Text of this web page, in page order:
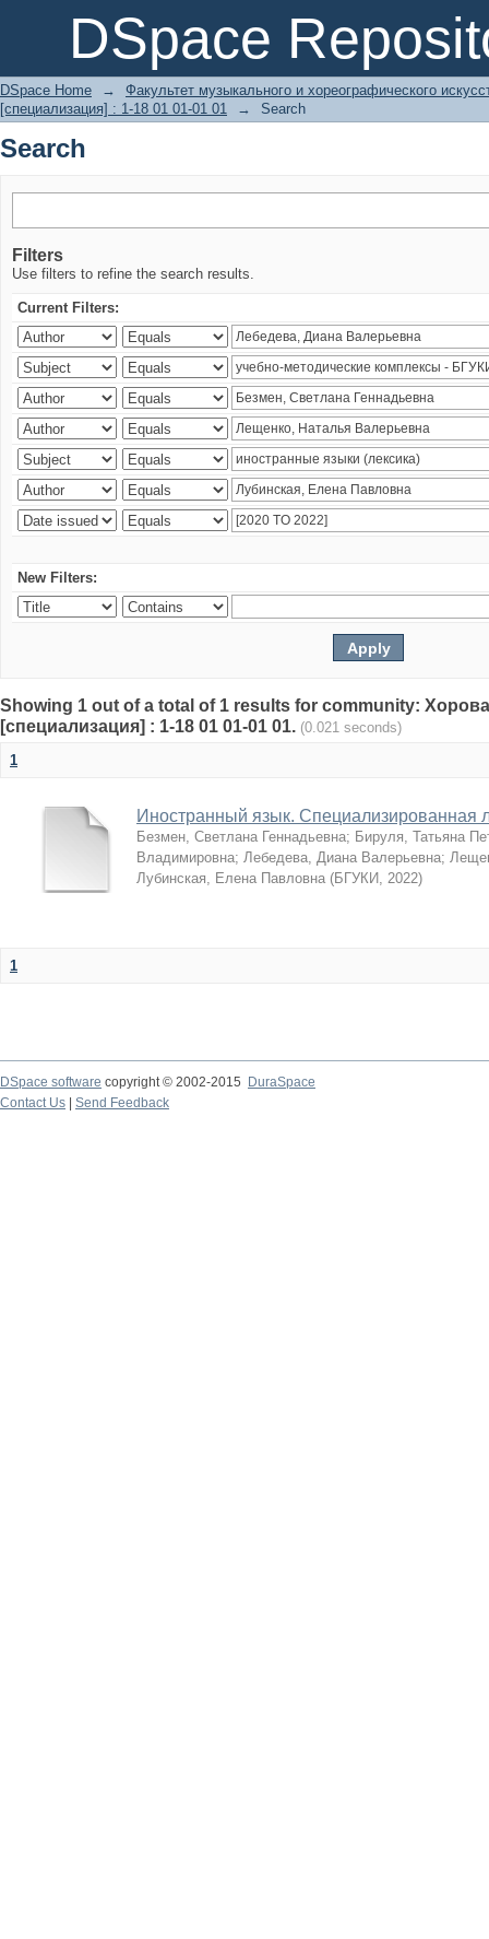
DSpace
Search
DSpace Home →
Факультет музыкального и хореографического
[специализация] : 1-18 01 01-01 01
→ Search
Search
Filters
Use filters to refine the search results.
Current Filters:
New Filters:
Showing 1 out of a total of 1 results for community:
[специализация] : 1-18 01 01-01 01. (0.021 seconds)
1
Иностранный язык. Специализированная
Безмен, Светлана Геннадьевна; Бируля, Татьяна
Владимировна; Лебедева, Диана Валерьевна;
Лубинская, Елена Павловна (БГУКИ, 2022)
1
DSpace software copyright © 2002-2015
DuraSpace
Contact Us
Send Feedback